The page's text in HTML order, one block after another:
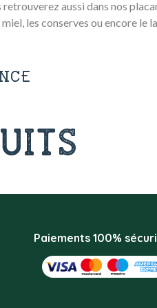
aussi dans nos
les conserves ou encore le
Paiements 100%